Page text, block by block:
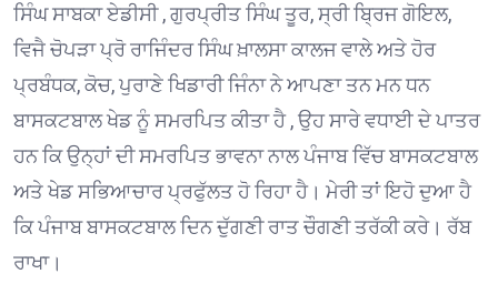
ਸਿੰਘ ਸਾਬਕਾ ਏਡੀਸੀ , ਗੁਰਪ੍ਰੀਤ ਸਿੰਘ ਤੂਰ, ਸ੍ਰੀ ਬ੍ਰਿਜ ਗੋਇਲ,
ਵਿਜੈ ਚੋਪੜਾ ਪ੍ਰੋ ਰਾਜਿੰਦਰ ਸਿੰਘ ਖ਼ਾਲਸਾ ਕਾਲਜ ਵਾਲੇ ਅਤੇ ਹੋਰ
ਪ੍ਰਬੰਧਕ, ਕੋਚ, ਪੁਰਾਣੇ ਖਿਡਾਰੀ ਜਿੰਨਾ ਨੇ ਆਪਣਾ ਤਨ ਮਨ ਧਨ
ਬਾਸਕਟਬਾਲ ਖੇਡ ਨੂੰ ਸਮਰਪਿਤ ਕੀਤਾ ਹੈ , ਉਹ ਸਾਰੇ ਵਧਾਈ ਦੇ ਪਾਤਰ
ਹਨ ਕਿ ਉਨ੍ਹਾਂ ਦੀ ਸਮਰਪਿਤ ਭਾਵਨਾ ਨਾਲ ਪੰਜਾਬ ਵਿੱਚ ਬਾਸਕਟਬਾਲ
ਅਤੇ ਖੇਡ ਸਭਿਆਚਾਰ ਪ੍ਰਫੁੱਲਤ ਹੋ ਰਿਹਾ ਹੈ। ਮੇਰੀ ਤਾਂ ਇਹੋ ਦੁਆ ਹੈ
ਕਿ ਪੰਜਾਬ ਬਾਸਕਟਬਾਲ ਦਿਨ ਦੁੱਗਣੀ ਰਾਤ ਚੌਗਣੀ ਤਰੱਕੀ ਕਰੇ। ਰੱਬ
ਰਾਖਾ।